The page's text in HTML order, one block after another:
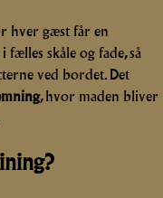
hver gæst får en
skåle og fade, så
ved bordet. Det
, hvor maden bliver